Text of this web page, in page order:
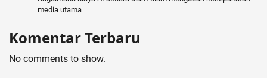
media utama
Komentar Terbaru
No comments to show.